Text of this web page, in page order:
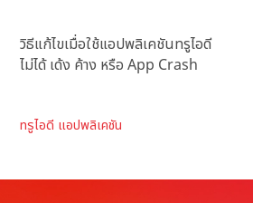
วิธีแก้ไขเมื่อใช้แอปพลิเคชันทรูไอดี
ไม่ได้ เด้ง ค้าง หรือ App Crash
ทรูไอดี แอปพลิเคชัน